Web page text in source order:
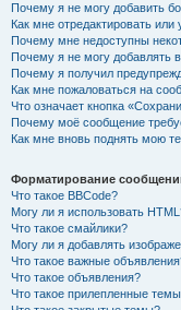
Почему я не могу добавить
Как мне отредактировать или
Почему мне недоступны
Почему я не могу добавлять
Почему я получил
Как мне пожаловаться на
Что означает кнопка
Почему моё сообщение
Как мне вновь поднять мою
Форматирование
Что такое BBCode?
Могу ли я использовать
Что такое смайлики?
Могу ли я добавлять
Что такое важные
Что такое объявления?
Что такое прилепленные